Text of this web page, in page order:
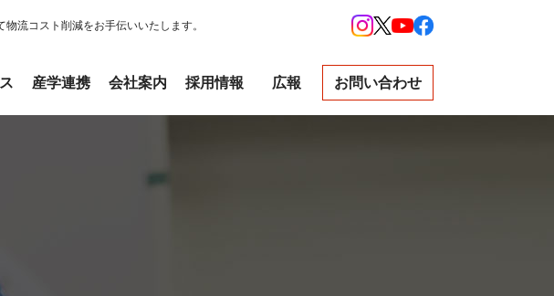
流コスト削減をお手伝いいたします。
産学連携 会社案内 採用情報 広報 お問い合わせ